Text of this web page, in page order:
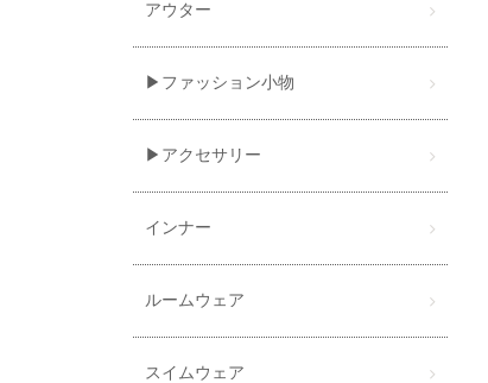
アウター
▶ファッション小物
▶アクセサリー
インナー
ルームウェア
スイムウェア